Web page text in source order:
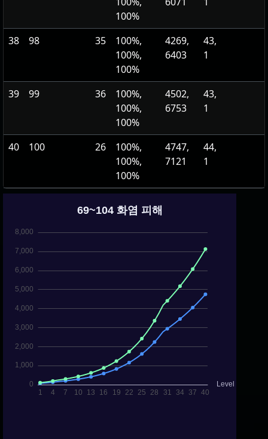
100%
38 98 35
100%,
100%,
100%
4269,
6403
43,
1
39 99 36
100%,
100%,
100%
4502,
6753
43,
1
40 100 26
100%,
100%,
100%
4747,
7121
44,
1